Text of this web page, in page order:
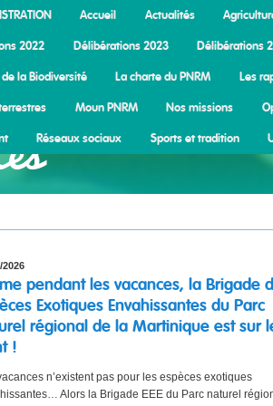
Accueil Actualités
2022 Délibérations 2023 Délibérations
la Biodiversité La charte du PNRM Les
Moun PNRM Nos missions
Réseaux sociaux Sports et tradition
2026
pendant les vacances, la Brigade
Exotiques Envahissantes du Parc
régional de la Martinique est sur
!
n’existent pas pour les espèces exotiques
Alors la Brigade EEE du Parc naturel